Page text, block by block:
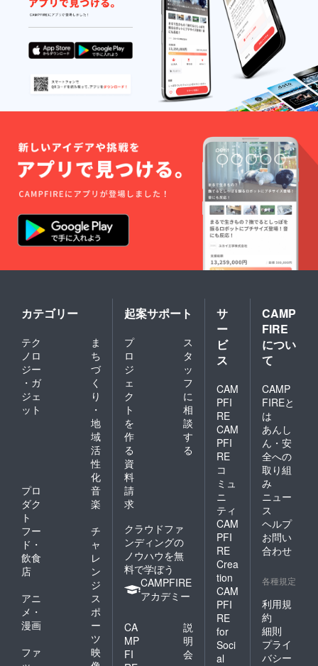
カテゴリー
テク
ノロ
ジー
・ガ
ジェ
ット
ま
ち
づ
く
り
・
地
域
活
性
化
プロ
ダク
ト
音
楽
フー
ド・
飲食
店
チ
ャ
レ
ン
ジ
アニ
メ・
漫画
ス
ポ
ー
ツ
ファ
映
起案サポート
プ
ロ
ジ
ェ
ク
ト
を
作
る
ス
タ
ッ
フ
に
相
談
す
る
資
料
請
求
クラウドファ
ンディングの
ノウハウを無
料で学ぼう
CAMPFIRE
アカデミー
CA
MP
FI
説
明
会
サ
ー
ビ
ス
CAM
PFI
RE
CAM
PFI
RE
コ
ミュ
ニ
ティ
CAM
PFI
RE
Crea
tion
CAM
PFI
RE
for
Soci
al
CAMP
FIRE
につい
て
CAMP
FIREと
は
あんし
ん・安
全への
取り組
み
ニュー
ス
ヘルプ
お問い
合わせ
各種規定
利用規
約
細則
プライ
バシー